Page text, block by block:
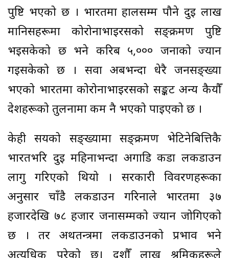
पुष्टि भएको छ । भारतमा हालसम्म पौने दुई लाख
मानिसहरूमा कोरोनाभाइरसको सङ्क्रमण पुष्टि
भइसकेको छ भने करिब ५,००० जनाको ज्यान
गइसकेको छ । सवा अर्बभन्दा धेरै जनसङ्ख्या
भएको भारतमा कोरोनाभाइरसको सङ्कट अन्य कैयौँ
देशहरूको तुलनामा कम नै भएको पाइएको छ ।
केही सयको सङ्ख्यामा सङ्क्रमण भेटिनेबित्तिकै
भारतभरि दुई महिनाभन्दा अगाडि कडा लकडाउन
लागु गरिएको थियो । सरकारी विवरणहरूका
अनुसार चाँडै लकडाउन गरिनाले भारतमा ३७
हजारदेखि ७८ हजार जनासम्मको ज्यान जोगिएको
छ । तर अर्थतन्त्रमा लकडाउनको प्रभाव भने